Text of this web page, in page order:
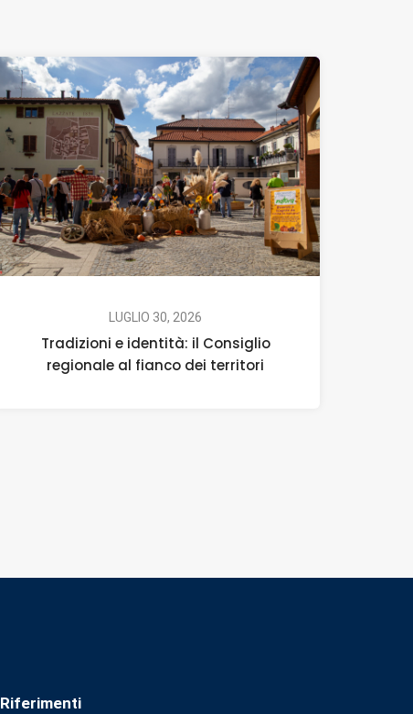
LUGLIO 30, 2026
Tradizioni e identità: il Consiglio
regionale al fianco dei territori
Riferimenti